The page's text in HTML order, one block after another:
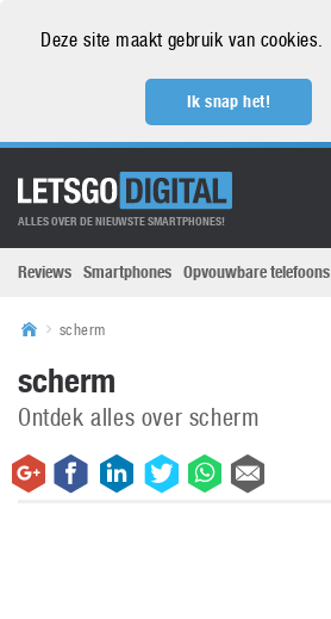
Deze site maakt gebruik van cookies.
Ik snap het!
ALLES OVER DE NIEUWSTE SMARTPHONES!
Reviews Smartphones Opvouwbare telefoons
scherm
scherm
Ontdek alles over scherm